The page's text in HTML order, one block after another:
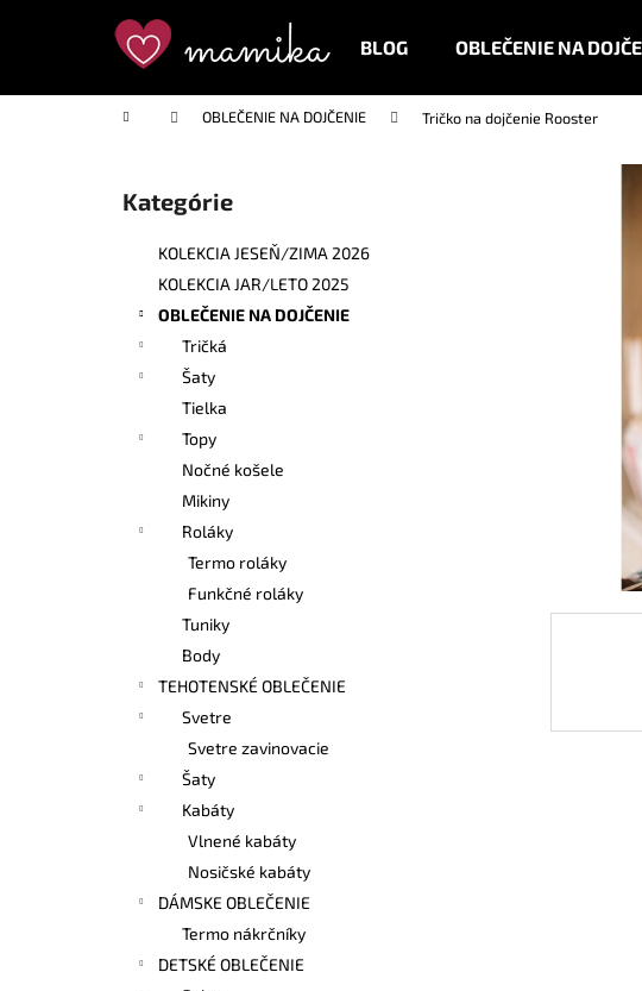
BLOG OBLEČENIE NA
Domov OBLEČENIE NA DOJČENIE Tričko na dojčenie Rooster
Preskočiť
kategórie
Kategórie
KOLEKCIA JESEŇ/ZIMA 2026
KOLEKCIA JAR/LETO 2025
OBLEČENIE NA DOJČENIE
Tričká
Šaty
Tielka
Topy
Nočné košele
Mikiny
Roláky
Termo roláky
Funkčné roláky
Tuniky
Body
TEHOTENSKÉ OBLEČENIE
Svetre
Svetre zavinovacie
Šaty
Kabáty
Vlnené kabáty
Nosičské kabáty
DÁMSKE OBLEČENIE
Termo nákrčníky
DETSKÉ OBLEČENIE
í
do
do
Čo
BAMBUSOVÉ TIELKO NA DOJČENIE
€42,90
ZAVINOVACÍ